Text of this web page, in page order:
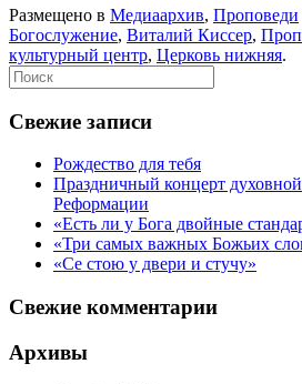
Размещено в Медиаархив, Проповеди
Богослужение, Виталий Киссер,
культурный центр, Церковь нижняя.
Свежие записи
Рождество для тебя
Праздничный концерт
Реформации
«Есть ли у Бога двойные
«Три самых важных Божьих
«Се стою у двери и стучу»
Свежие комментарии
Архивы